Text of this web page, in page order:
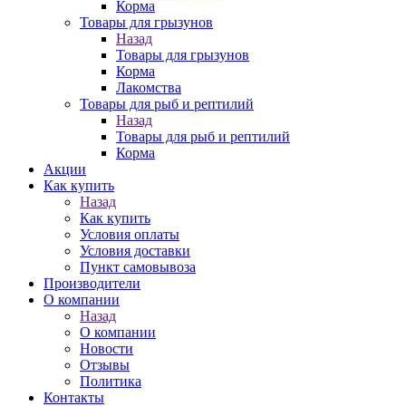
Корма
Товары для грызунов
Назад
Товары для грызунов
Корма
Лакомства
Товары для рыб и рептилий
Назад
Товары для рыб и рептилий
Корма
Акции
Как купить
Назад
Как купить
Условия оплаты
Условия доставки
Пункт самовывоза
Производители
О компании
Назад
О компании
Новости
Отзывы
Политика
Контакты